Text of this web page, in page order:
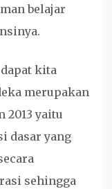
belajar
kita
merupakan
2013 yaitu
dasar yang
sehingga